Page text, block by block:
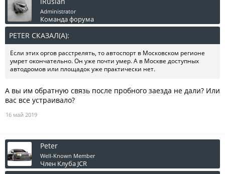
Administrator
Команда форума
PETER СКАЗАЛ(А):
Если этих оргов расстрелять, то автоспорт в Московском регионе
умрет окончательно. Он уже почти умер. А в Москве доступных
автодромов или площадок уже практически нет.
А вы им обратную связь после пробного заезда не дали? Или
вас все устраивало?
16 май 2019
Peter
Well-Known Member
Член Клуба JCR